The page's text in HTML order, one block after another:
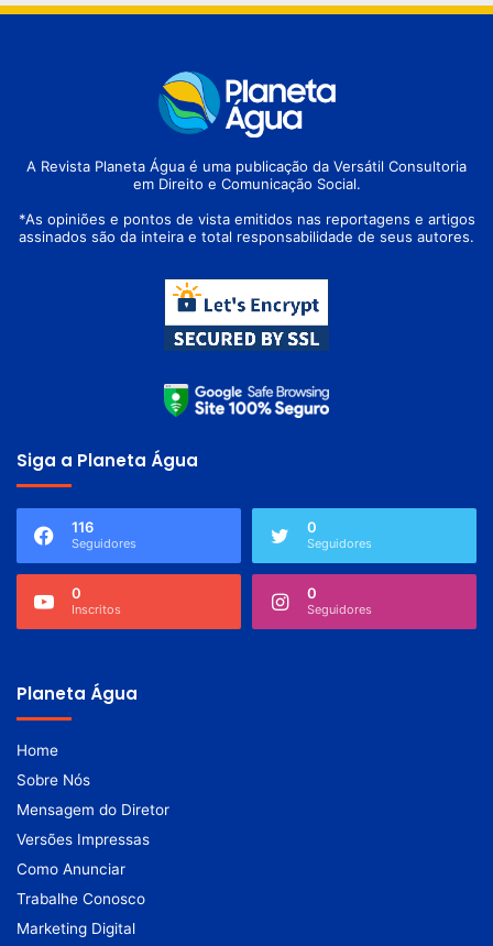
A Revista Planeta Água é uma publicação da Versátil Consultoria
em Direito e Comunicação Social.
*As opiniões e pontos de vista emitidos nas reportagens e artigos
assinados são da inteira e total responsabilidade de seus autores.
Siga a Planeta Água
116
Seguidores
0
Seguidores
0
Inscritos
0
Seguidores
Planeta Água
Home
Sobre Nós
Mensagem do Diretor
Versões Impressas
Como Anunciar
Trabalhe Conosco
Marketing Digital